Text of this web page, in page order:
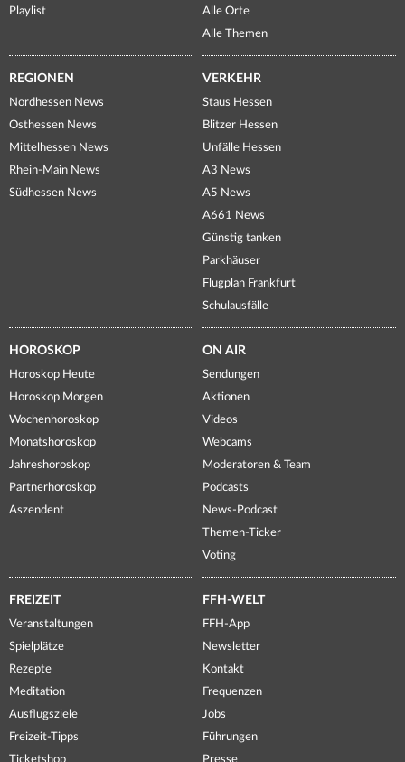
Playlist
Alle Orte
Alle Themen
REGIONEN
Nordhessen News
Osthessen News
Mittelhessen News
Rhein-Main News
Südhessen News
VERKEHR
Staus Hessen
Blitzer Hessen
Unfälle Hessen
A3 News
A5 News
A661 News
Günstig tanken
Parkhäuser
Flugplan Frankfurt
Schulausfälle
HOROSKOP
Horoskop Heute
Horoskop Morgen
Wochenhoroskop
Monatshoroskop
Jahreshoroskop
Partnerhoroskop
Aszendent
ON AIR
Sendungen
Aktionen
Videos
Webcams
Moderatoren & Team
Podcasts
News-Podcast
Themen-Ticker
Voting
FREIZEIT
Veranstaltungen
Spielplätze
Rezepte
Meditation
Ausflugsziele
Freizeit-Tipps
Ticketshop
FFH-WELT
FFH-App
Newsletter
Kontakt
Frequenzen
Jobs
Führungen
Presse